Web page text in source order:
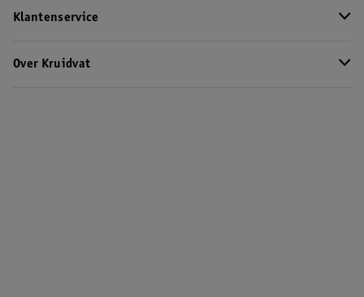
Klantenservice
Over Kruidvat